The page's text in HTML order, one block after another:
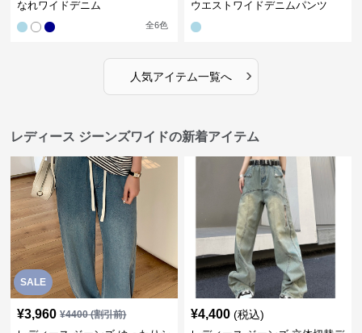
なれワイドデニム
全6色
ウエストワイドデニムパンツ
人気アイテム一覧へ ›
レディース ジーンズワイドの新着アイテム
SALE
¥3,960 ¥4400(割引前) ¥4,400 (税込)